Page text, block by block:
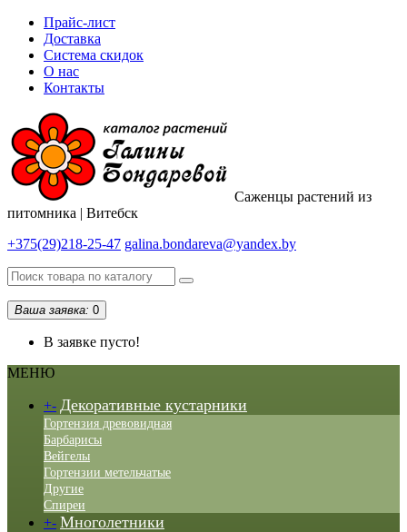
Прайс-лист
Доставка
Система скидок
О нас
Контакты
Саженцы растений из
питомника | Витебск
+375(29)218-25-47 galina.bondareva@yandex.by
Ваша заявка: 0
В заявке пусто!
МЕНЮ
+- Декоративные кустарники
Гортензия древовидная
Барбарисы
Вейгелы
Гортензии метельчатые
Другие
Спиреи
+- Многолетники